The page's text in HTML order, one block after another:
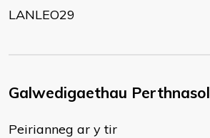
LANLEO29
Galwedigaethau Perthnasol
Peirianneg ar y tir